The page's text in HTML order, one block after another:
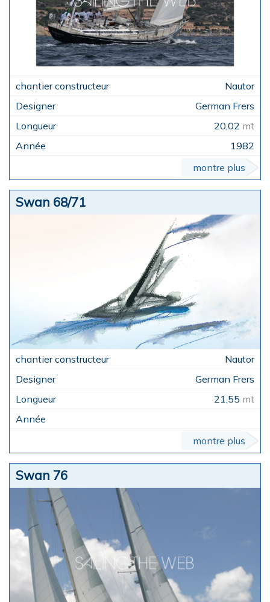
Nautor
German Frers
20,02 mt
1982
montre plus
Swan 68/71
Nautor
German Frers
21,55 mt
montre plus
Swan 76